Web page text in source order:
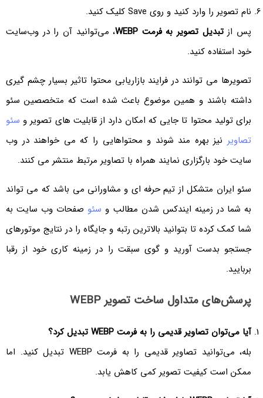
نام تصویر را وارد کنید و روی Save کلیک کنید.
پس از تبدیل تصویر به فرمت WEBP
، می‌توانید آن را در وب‌سایت
خود استفاده کنید.
تصویرها می توانند در فرایند بازاریابی محتوا تاثیر بسیار چشم گیری
داشته باشند و همین موضوع باعث شده است که متخصصین سئو
برای تولید محتوا تا جایی که امکان دارد از قابلیت های تصویر و سئو
تصاویرنیز بهره مند شوند و محتواهایی را که می خواهند در وب
سایت خود بارگزاری نمایند همراه با تصاویر مرتبط منتشر می کنند.
سئو ایران متشکل از تیم حرفه ای و مشاورانی می باشد که می تواند
به شما در زمینه ایندکس شدن مطالب و سئوصفحات وب سایت به
شما کمک کرده تا بتوانید بالاترین رتبه و جایگاه را در نتایج موتورهای
جستجو بدست آورید و گوی سبقت را در زمینه کاری خود از رقبا
بربایید.
پرسش‌های متداول ساخت تصویر WEBP
آیا می‌توان تصاویر قدیمی را به فرمتWEBPتبدیل کرد؟
بله، می‌توانید تصاویر قدیمی را به فرمت WEBP تبدیل کنید. اما
ممکن است کیفیت تصویر کمی کاهش یابد.